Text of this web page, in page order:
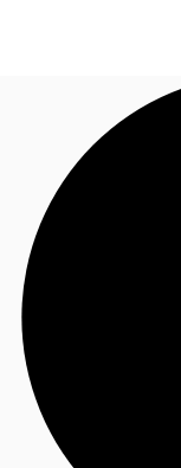
홈
서울시
또는